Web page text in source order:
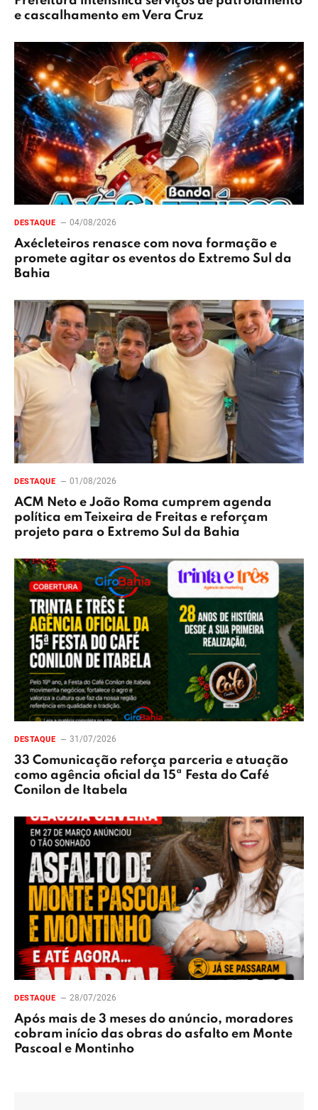
e cascalhamento em Vera Cruz
DESTAQUE 04/08/2026
Axécleteiros renasce com nova formação e
promete agitar os eventos do Extremo Sul da
Bahia
DESTAQUE 01/08/2026
ACM Neto e João Roma cumprem agenda
política em Teixeira de Freitas e reforçam
projeto para o Extremo Sul da Bahia
DESTAQUE 31/07/2026
33 Comunicação reforça parceria e atuação
como agência oficial da 15ª Festa do Café
Conilon de Itabela
DESTAQUE 28/07/2026
Após mais de 3 meses do anúncio, moradores
cobram início das obras do asfalto em Monte
Pascoal e Montinho